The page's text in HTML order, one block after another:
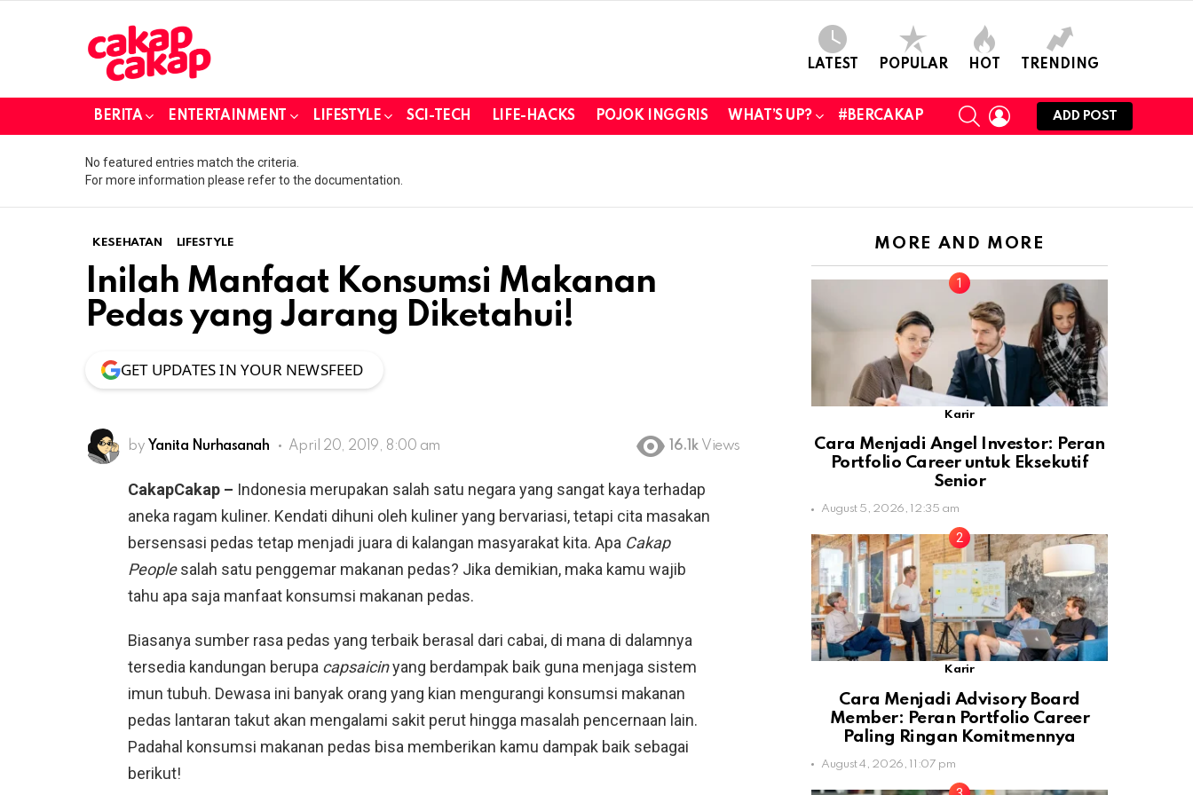
LATEST POPULAR HOT TRENDING
BERITA ENTERTAINMENT LIFESTYLE SCI-TECH LIFE-HACKS POJOK INGGRIS WHAT’S UP? #BERCAKAP
SEARCHLOGIN
ADD POST
No featured entries match the criteria.
For more information please refer to the documentation.
KESEHATAN LIFESTYLE
Inilah Manfaat Konsumsi Makanan
Pedas yang Jarang Diketahui!
GET UPDATES IN YOUR NEWSFEED
by Yanita Nurhasanah April 20, 2019, 8:00 am 16.1k Views
CakapCakap – Indonesia merupakan salah satu negara yang sangat kaya terhadap
aneka ragam kuliner. Kendati dihuni oleh kuliner yang bervariasi, tetapi cita masakan
bersensasi pedas tetap menjadi juara di kalangan masyarakat kita. Apa Cakap
Peoplesalah satu penggemar makanan pedas? Jika demikian, maka kamu wajib
tahu apa saja manfaat konsumsi makanan pedas.
Biasanya sumber rasa pedas yang terbaik berasal dari cabai, di mana di dalamnya
tersedia kandungan berupa capsaicinyang berdampak baik guna menjaga sistem
imun tubuh. Dewasa ini banyak orang yang kian mengurangi konsumsi makanan
pedas lantaran takut akan mengalami sakit perut hingga masalah pencernaan lain.
Padahal konsumsi makanan pedas bisa memberikan kamu dampak baik sebagai
berikut!
MORE AND MORE
Karir
Cara Menjadi Angel Investor: Peran
Portfolio Career untuk Eksekutif
Senior
August 5, 2026, 12:35 am
Karir
Cara Menjadi Advisory Board
Member: Peran Portfolio Career
Paling Ringan Komitmennya
August 4, 2026, 11:07 pm